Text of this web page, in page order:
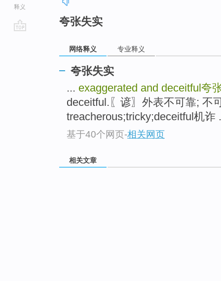
释义
夸张失实
网络释义 专业释义
夸张失实
... exaggerated and deceitful 夸
deceitful.〖谚〗外表不可靠; 不
treacherous;tricky;deceitful机诈
基于40个网页-相关网页
相关文章